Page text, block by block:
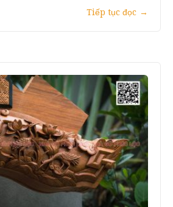
Tiếp tục đọc →